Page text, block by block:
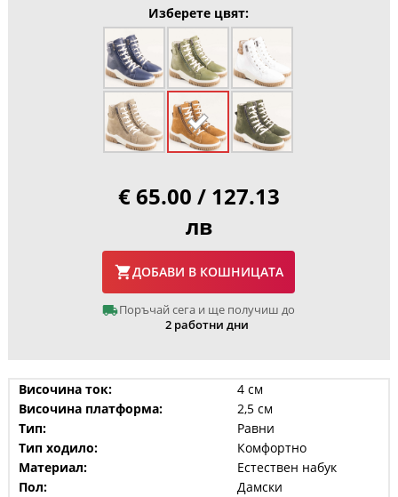
Изберете цвят:
€ 65.00 / 127.13
лв
ДОБАВИ В КОШНИЦАТА
Поръчай сега и ще получиш до
2 работни дни
Височина ток:
4 см
Височина платформа:
2,5 см
Тип:
Равни
Тип ходило:
Комфортно
Материал:
Естествен набук
Пол:
Дамски